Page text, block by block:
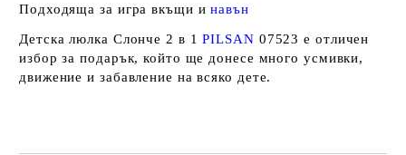
Подходяща за игра вкъщи инавън
Детска люлка Слонче 2 в 1PILSAN 07523 е отличен
избор за подарък, който ще донесе много усмивки,
движение и забавление на всяко дете.